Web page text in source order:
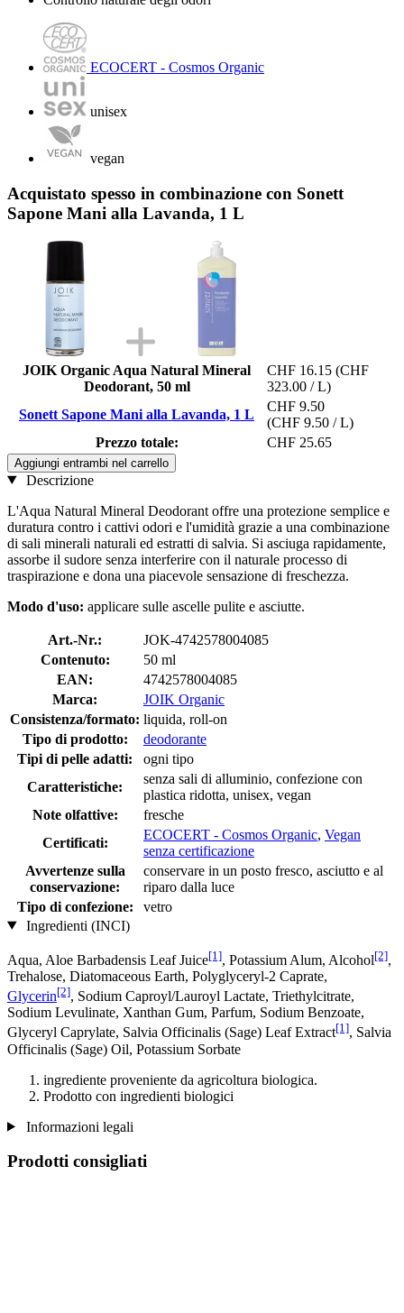
ECOCERT - Cosmos Organic
unisex
vegan
Acquistato spesso in combinazione con Sonett
Sapone Mani alla Lavanda, 1 L
JOIK Organic Aqua Natural Mineral
Deodorant, 50 ml
CHF 16.15 (CHF
323.00 / L)
Sonett Sapone Mani alla Lavanda, 1 L
CHF 9.50
(CHF 9.50 / L)
Prezzo totale:
CHF 25.65
Aggiungi entrambi nel carrello
Descrizione
L'Aqua Natural Mineral Deodorant offre una protezione semplice e
duratura contro i cattivi odori e l'umidità grazie a una combinazione
di sali minerali naturali ed estratti di salvia. Si asciuga rapidamente,
assorbe il sudore senza interferire con il naturale processo di
traspirazione e dona una piacevole sensazione di freschezza.
Modo d'uso: applicare sulle ascelle pulite e asciutte.
Art.-Nr.:
JOK-4742578004085
Contenuto:
50 ml
EAN:
4742578004085
Marca:
JOIK Organic
Consistenza/formato: liquida, roll-on
Tipo di prodotto:
deodorante
Tipi di pelle adatti:
ogni tipo
Caratteristiche:
senza sali di alluminio, confezione con
plastica ridotta, unisex, vegan
Note olfattive:
fresche
Certificati:
ECOCERT - Cosmos Organic, Vegan
senza certificazione
Avvertenze sulla
conservazione:
conservare in un posto fresco, asciutto e al
riparo dalla luce
Tipo di confezione:
vetro
Ingredienti (INCI)
Aqua, Aloe Barbadensis Leaf Juice[1], Potassium Alum, Alcohol[2],
Trehalose, Diatomaceous Earth, Polyglyceryl-2 Caprate,
Glycerin[2], Sodium Caproyl/Lauroyl Lactate, Triethylcitrate,
Sodium Levulinate, Xanthan Gum, Parfum, Sodium Benzoate,
Glyceryl Caprylate, Salvia Officinalis (Sage) Leaf Extract[1], Salvia
Officinalis (Sage) Oil, Potassium Sorbate
ingrediente proveniente da agricoltura biologica.
Prodotto con ingredienti biologici
Informazioni legali
Prodotti consigliati